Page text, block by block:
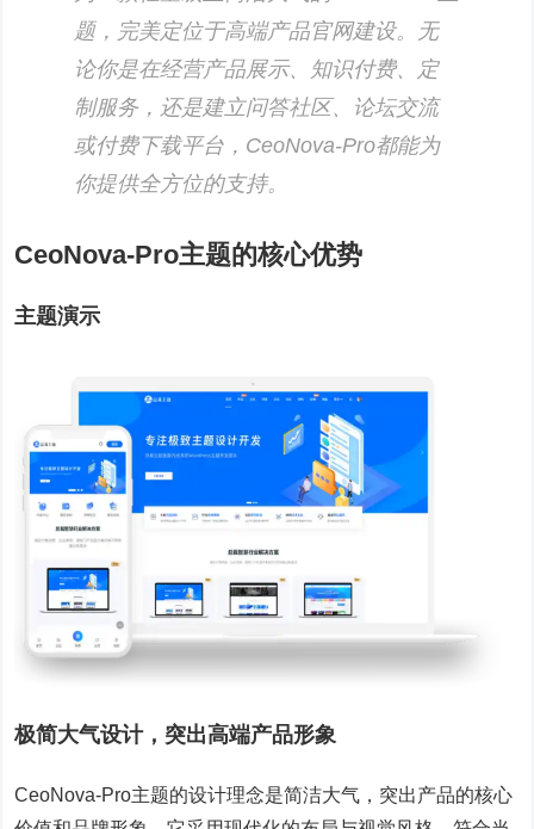
题，完美定位于高端产品官网建设。无
论你是在经营产品展示、知识付费、定
制服务，还是建立问答社区、论坛交流
或付费下载平台，CeoNova-Pro都能为
你提供全方位的支持。
CeoNova-Pro主题的核心优势
主题演示
极简大气设计，突出高端产品形象
CeoNova-Pro主题的设计理念是简洁大气，突出产品的核心